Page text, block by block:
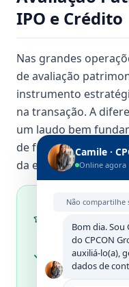
IPO e Crédito
Nas grandes
de avaliação
instrumento
na transação. A
um laudo bem
de fundamentação
da empresa.
Como a
Valor em
M&A — due
identifica ativos
pressionam o
Camile ·
Online agora
Não compartilhe
Bom dia. Sou
do CPCON
auxiliá-lo(a),
dados de